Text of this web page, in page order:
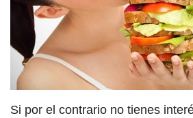
Si por el contrario no tienes